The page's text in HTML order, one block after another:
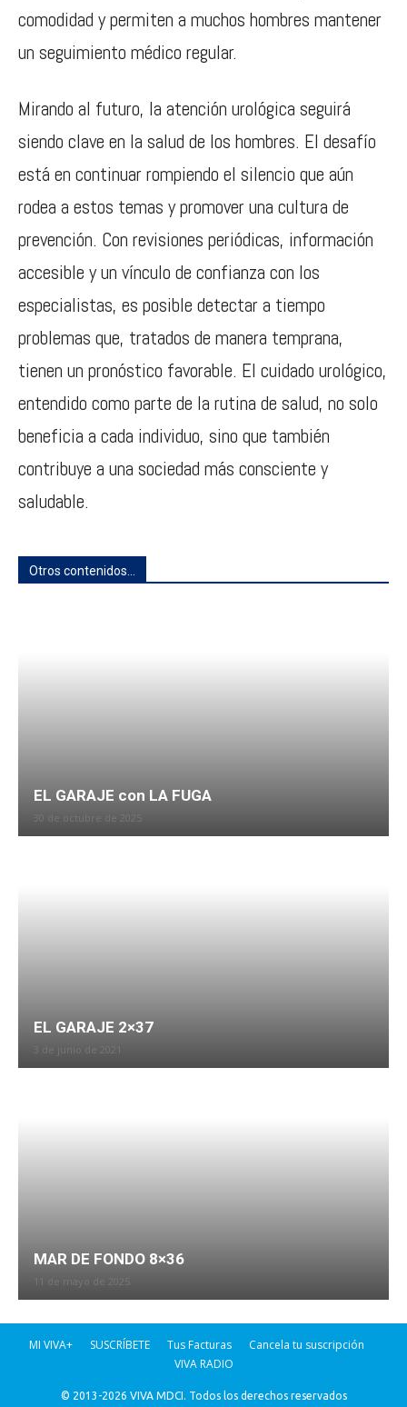
comodidad y permiten a muchos hombres mantener
un seguimiento médico regular.
Mirando al futuro, la atención urológica seguirá
siendo clave en la salud de los hombres. El desafío
está en continuar rompiendo el silencio que aún
rodea a estos temas y promover una cultura de
prevención. Con revisiones periódicas, información
accesible y un vínculo de confianza con los
especialistas, es posible detectar a tiempo
problemas que, tratados de manera temprana,
tienen un pronóstico favorable. El cuidado urológico,
entendido como parte de la rutina de salud, no solo
beneficia a cada individuo, sino que también
contribuye a una sociedad más consciente y
saludable.
Otros contenidos...
EL GARAJE con LA FUGA
30 de octubre de 2025
EL GARAJE 2×37
3 de junio de 2021
MAR DE FONDO 8×36
11 de mayo de 2025
MI VIVA+ SUSCRÍBETE Tus Facturas
Cancela tu suscripción
VIVA RADIO
© 2013-2026 VIVA MDCI. Todos los derechos reservados